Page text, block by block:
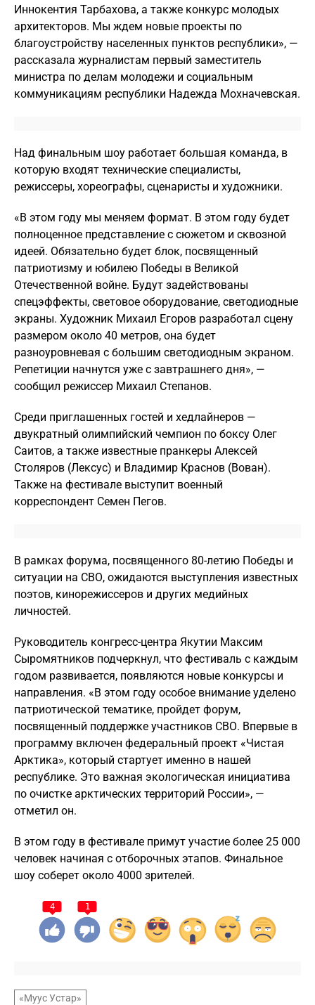
Иннокентия Тарбахова, а также конкурс молодых
архитекторов. Мы ждем новые проекты по
благоустройству населенных пунктов республики», —
рассказала журналистам первый заместитель
министра по делам молодежи и социальным
коммуникациям республики Надежда Мохначевская.
Над финальным шоу работает большая команда, в
которую входят технические специалисты,
режиссеры, хореографы, сценаристы и художники.
«В этом году мы меняем формат. В этом году будет
полноценное представление с сюжетом и сквозной
идеей. Обязательно будет блок, посвященный
патриотизму и юбилею Победы в Великой
Отечественной войне. Будут задействованы
спецэффекты, световое оборудование, светодиодные
экраны. Художник Михаил Егоров разработал сцену
размером около 40 метров, она будет
разноуровневая с большим светодиодным экраном.
Репетиции начнутся уже с завтрашнего дня», —
сообщил режиссер Михаил Степанов.
Среди приглашенных гостей и хедлайнеров —
двукратный олимпийский чемпион по боксу Олег
Саитов, а также известные пранкеры Алексей
Столяров (Лексус) и Владимир Краснов (Вован).
Также на фестивале выступит военный
корреспондент Семен Пегов.
В рамках форума, посвященного 80-летию Победы и
ситуации на СВО, ожидаются выступления известных
поэтов, кинорежиссеров и других медийных
личностей.
Руководитель конгресс-центра Якутии Максим
Сыромятников подчеркнул, что фестиваль с каждым
годом развивается, появляются новые конкурсы и
направления. «В этом году особое внимание уделено
патриотической тематике, пройдет форум,
посвященный поддержке участников СВО. Впервые в
программу включен федеральный проект «Чистая
Арктика», который стартует именно в нашей
республике. Это важная экологическая инициатива
по очистке арктических территорий России», —
отметил он.
В этом году в фестивале примут участие более 25 000
человек начиная с отборочных этапов. Финальное
шоу соберет около 4000 зрителей.
4 1
«Муус Устар»